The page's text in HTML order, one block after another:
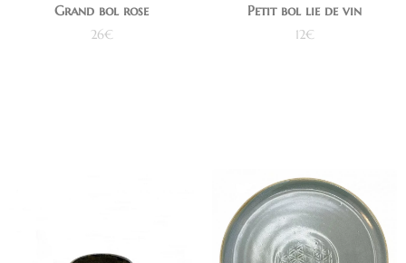
Grand bol rose
26€
Petit bol lie de vin
12€